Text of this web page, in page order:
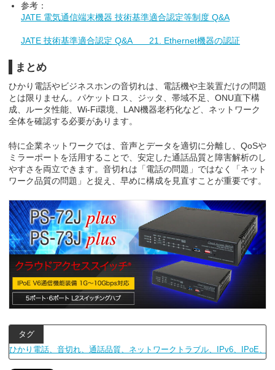
参考：
JATE 電気通信端末機器 技術基準適合認定等制度 Q&A
JATE 技術基準適合認定 Q&A 21. Ethernet機器の認証
まとめ
ひかり電話やビジネスホンの音切れは、電話機や主装置だけの問題
とは限りません。パケットロス、ジッタ、帯域不足、ONU直下構
成、ルータ性能、Wi-Fi環境、LAN機器老朽化など、ネットワーク
全体を確認する必要があります。
特に企業ネットワークでは、音声とデータを適切に分離し、QoSや
ミラーポートを活用することで、安定した通話品質と障害解析のし
やすさを両立できます。音切れは「電話の問題」ではなく「ネット
ワーク品質の問題」と捉え、早めに構成を見直すことが重要です。
タグ
ひかり電話、音切れ、通話品質、ネットワークトラブル、IPv6、IPoE、